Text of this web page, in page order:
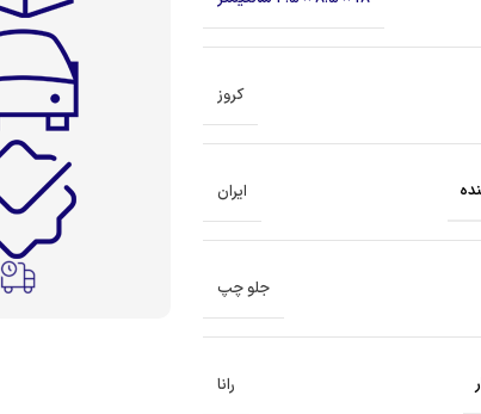
کروز
ایران
جلو چپ
رانا